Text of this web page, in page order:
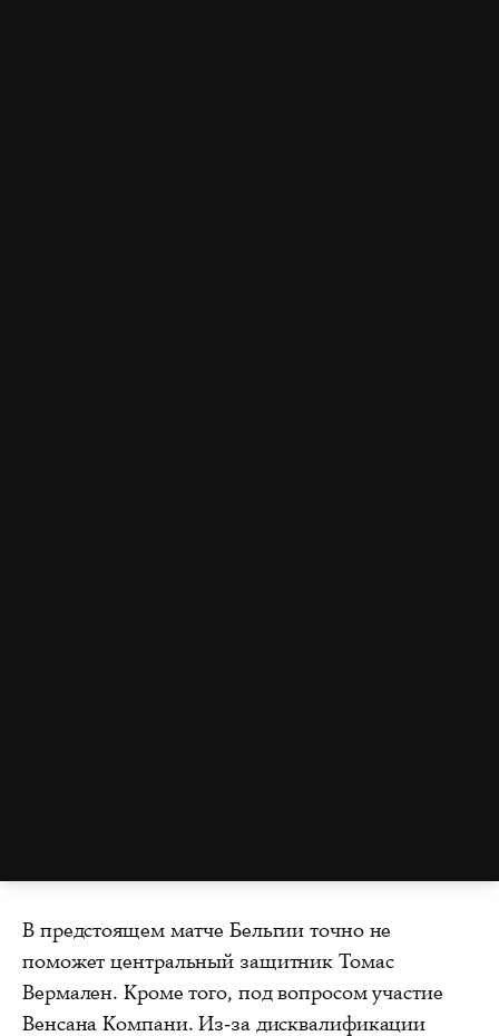
В предстоящем матче Бельгии точно не
поможет центральный защитник Томас
Вермален. Кроме того, под вопросом участие
Венсана Компани. Из-за дисквалификации